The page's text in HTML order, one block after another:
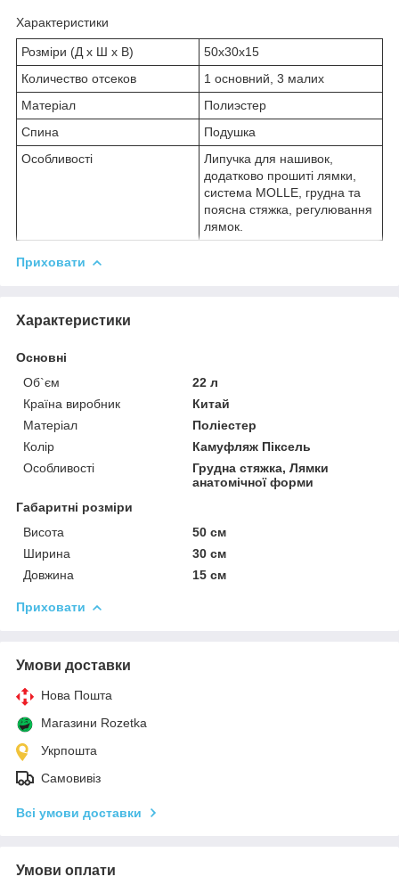
Характеристики
Розміри (Д х Ш х В)
50х30х15
Количество отсеков
1 основний, 3 малих
Матеріал
Полиэстер
Спина
Подушка
Особливості
Липучка для нашивок,
додатково прошиті лямки,
система MOLLE, грудна та
поясна стяжка, регулювання
лямок.
Приховати
Характеристики
Основні
Об`єм
22 л
Країна виробник
Китай
Матеріал
Поліестер
Колір
Камуфляж Піксель
Особливості
Грудна стяжка, Лямки
анатомічної форми
Габаритні розміри
Висота
50 см
Ширина
30 см
Довжина
15 см
Приховати
Умови доставки
Нова Пошта
Магазини Rozetka
Укрпошта
Самовивіз
Всі умови доставки
Умови оплати